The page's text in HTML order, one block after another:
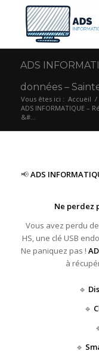
ADS
données –
Vous êtes ici : Accueil /
ADS INFORMATIQUE –
&#...
📢ADS
Ne perdez
Vous avez perdu
HS, une clé USB
Ne paniquez pas !
à
🔹
🔹
🔹